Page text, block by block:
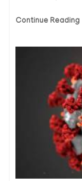
Continue Reading